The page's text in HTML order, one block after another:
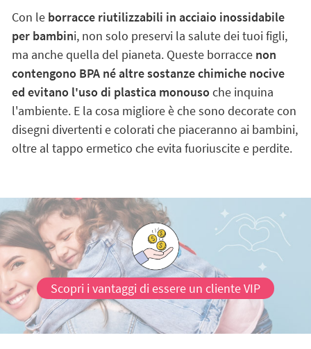
Con leborracce riutilizzabili in acciaio inossidabile
per bambini, non solo preservi la salute dei tuoi figli,
ma anche quella del pianeta. Queste borraccenon
contengono BPA né altre sostanze chimiche nocive
ed evitano l'uso di plastica monousoche inquina
l'ambiente. E la cosa migliore è che sono decorate con
disegni divertenti e colorati che piaceranno ai bambini,
oltre al tappo ermetico che evita fuoriuscite e perdite.
Scopri i vantaggi di essere un cliente VIP